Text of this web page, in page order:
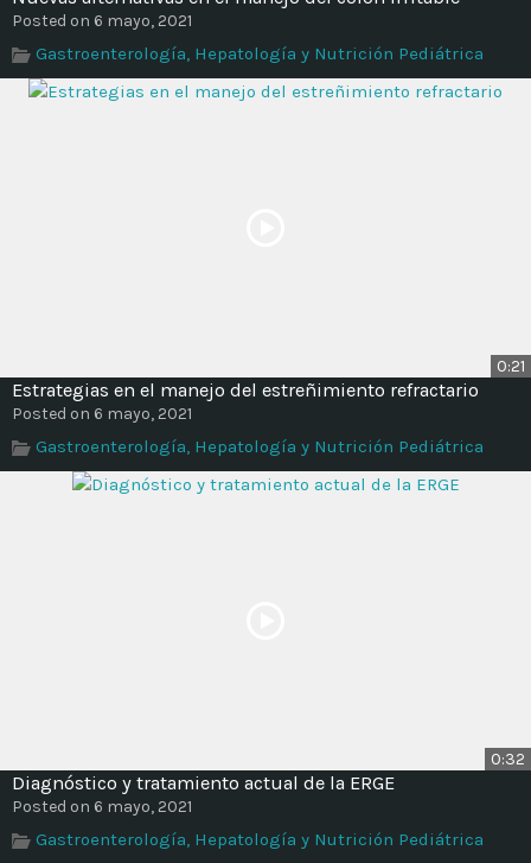
Posted on 6 mayo, 2021
Gastroenterología, Hepatología y Nutrición Pediátrica
0:21
Estrategias en el manejo del estreñimiento refractario
Posted on 6 mayo, 2021
Gastroenterología, Hepatología y Nutrición Pediátrica
0:32
Diagnóstico y tratamiento actual de la ERGE
Posted on 6 mayo, 2021
Gastroenterología, Hepatología y Nutrición Pediátrica